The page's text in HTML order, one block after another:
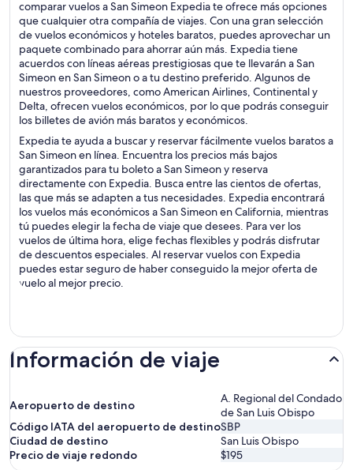
comparar vuelos a San Simeon Expedia te ofrece más opciones
que cualquier otra compañía de viajes. Con una gran selección
de vuelos económicos y hoteles baratos, puedes aprovechar un
paquete combinado para ahorrar aún más. Expedia tiene
acuerdos con líneas aéreas prestigiosas que te llevarán a San
Simeon en San Simeon o a tu destino preferido. Algunos de
nuestros proveedores, como American Airlines, Continental y
Delta, ofrecen vuelos económicos, por lo que podrás conseguir
los billetes de avión más baratos y económicos.
Expedia te ayuda a buscar y reservar fácilmente vuelos baratos a
San Simeon en línea. Encuentra los precios más bajos
garantizados para tu boleto a San Simeon y reserva
directamente con Expedia. Busca entre las cientos de ofertas,
las que más se adapten a tus necesidades. Expedia encontrará
los vuelos más económicos a San Simeon en California, mientras
tú puedes elegir la fecha de viaje que desees. Para ver los
vuelos de última hora, elige fechas flexibles y podrás disfrutar
de descuentos especiales. Al reservar vuelos con Expedia
puedes estar seguro de haber conseguido la mejor oferta de
vuelo al mejor precio.
Información de viaje
Aeropuerto de destino
A. Regional del Condado
de San Luis Obispo
Código IATA del aeropuerto de destinoSBP
Ciudad de destino
San Luis Obispo
Precio de viaje redondo
$195